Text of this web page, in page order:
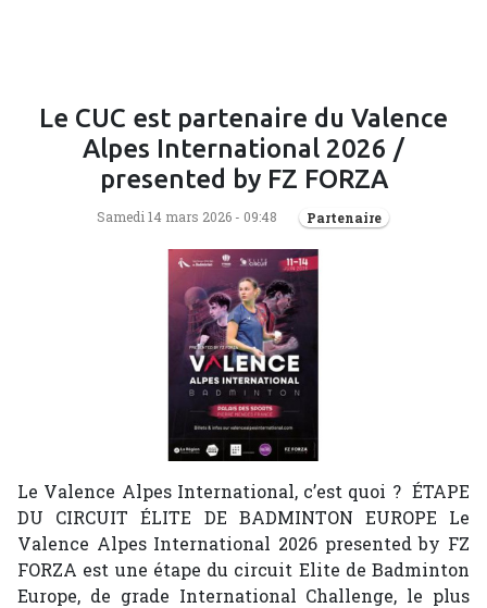
Le CUC est partenaire du Valence
Alpes International 2026 /
presented by FZ FORZA
Samedi 14 mars 2026 - 09:48 Partenaire
Le Valence Alpes International, c’est quoi ? ÉTAPE
DU CIRCUIT ÉLITE DE BADMINTON EUROPE Le
Valence Alpes International 2026 presented by FZ
FORZA est une étape du circuit Elite de Badminton
Europe, de grade International Challenge, le plus